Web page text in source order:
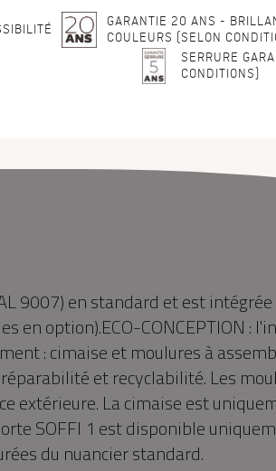
GARANTIE 20 ANS -
COULEURS (SELON
SERRURE
CONDITIONS)
9007) en standard et est
en option).ECO-CONCEPTION :
: cimaise et moulures à
et recyclabilité. Les
extérieure. La cimaise est
SOFFI 1 est disponible
du nuancier standard.